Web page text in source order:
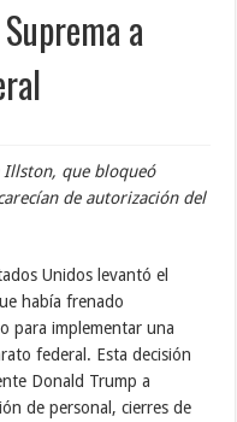
a
Illston, que bloqueó
de autorización del
Unidos levantó el
había frenado
para implementar una
federal. Esta decisión
Donald Trump a
de personal, cierres de